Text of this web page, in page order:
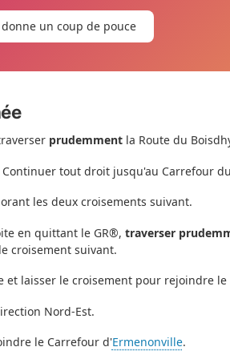
donne un coup de pouce
prudemmentla Route du
tout droit jusqu'au Carrefour
les deux croisements suivant.
en quittant le GR®, traverser
croisement suivant.
et laisser le croisement pour rejoindre le
Nord-Est.
le Carrefour d'Ermenonville.